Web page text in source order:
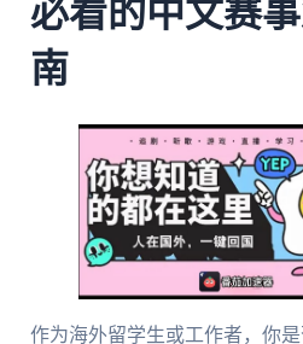
必看的中文赛
南
作为海外留学生或工作者，你